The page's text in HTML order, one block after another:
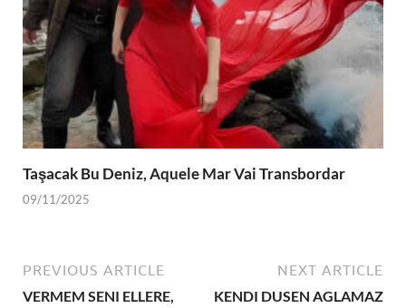
Taşacak Bu Deniz, Aquele Mar Vai Transbordar
09/11/2025
PREVIOUS ARTICLE
VERMEM SENI ELLERE,
NEXT ARTICLE
KENDI DUSEN AGLAMAZ